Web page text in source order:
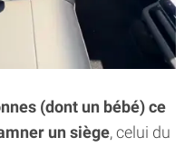
(dont un bébé) ce
un siège, celui du